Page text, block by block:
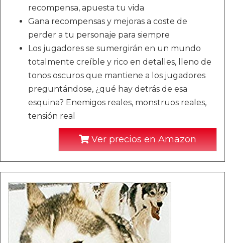
recompensa, apuesta tu vida
Gana recompensas y mejoras a coste de
perder a tu personaje para siempre
Los jugadores se sumergirán en un mundo
totalmente creíble y rico en detalles, lleno de
tonos oscuros que mantiene a los jugadores
preguntándose, ¿qué hay detrás de esa
esquina? Enemigos reales, monstruos reales,
tensión real
Ver precios en Amazon